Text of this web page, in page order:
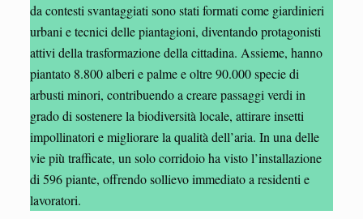
da contesti svantaggiati sono stati formati come giardinieri
urbani e tecnici delle piantagioni, diventando protagonisti
attivi della trasformazione della cittadina. Assieme, hanno
piantato 8.800 alberi e palme e oltre 90.000 specie di
arbusti minori, contribuendo a creare passaggi verdi in
grado di sostenere la biodiversità locale, attirare insetti
impollinatori e migliorare la qualità dell’aria. In una delle
vie più trafficate, un solo corridoio ha visto l’installazione
di 596 piante, offrendo sollievo immediato a residenti e
lavoratori.